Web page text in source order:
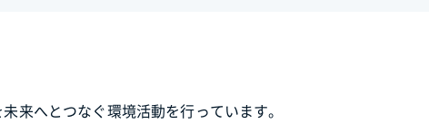
来へとつなぐ環境活動を行っています。